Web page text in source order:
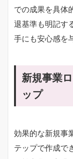
での成果を具体
退基準も明記す
手にも安心感を
新規事業
ップ
効果的な新規事
テップで作成で